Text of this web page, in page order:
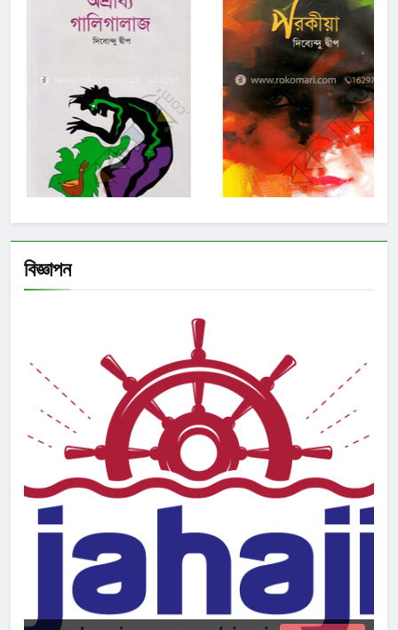
বিজ্ঞাপন